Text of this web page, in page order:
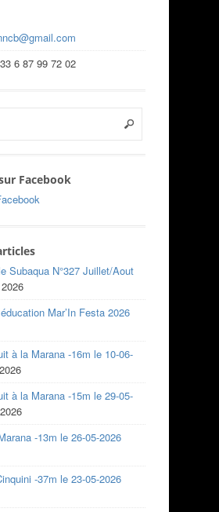
6 87 99 72 02
Facebook
Subaqua N°327 Juillet/Aout
Mar’In Festa 2026
à la Marana -16m le 10-06-
à la Marana -15m le 29-05-
-13m le 26-05-2026
-37m le 23-05-2026